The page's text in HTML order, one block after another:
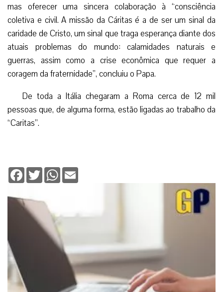
mas oferecer uma sincera colaboração à “consciência
coletiva e civil. A missão da Cáritas é a de ser um sinal da
caridade de Cristo, um sinal que traga esperança diante dos
atuais problemas do mundo: calamidades naturais e
guerras, assim como a crise econômica que requer a
coragem da fraternidade”, concluiu o Papa.
De toda a Itália chegaram a Roma cerca de 12 mil
pessoas que, de alguma forma, estão ligadas ao trabalho da
“Caritas”.
Facebook
TwitterWhatsApp